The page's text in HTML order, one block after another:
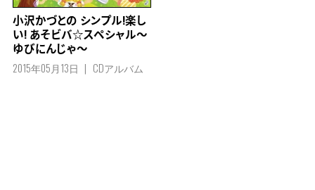
小沢かづとの シンプル!楽し
い! あそビバ☆スペシャル～
ゆびにんじゃ～
2015年05月13日 CDアルバム